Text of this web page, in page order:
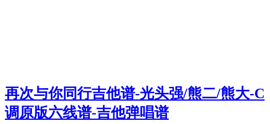
再次与你同行吉他谱-光头强/熊二/熊大-C
调原版六线谱-吉他弹唱谱